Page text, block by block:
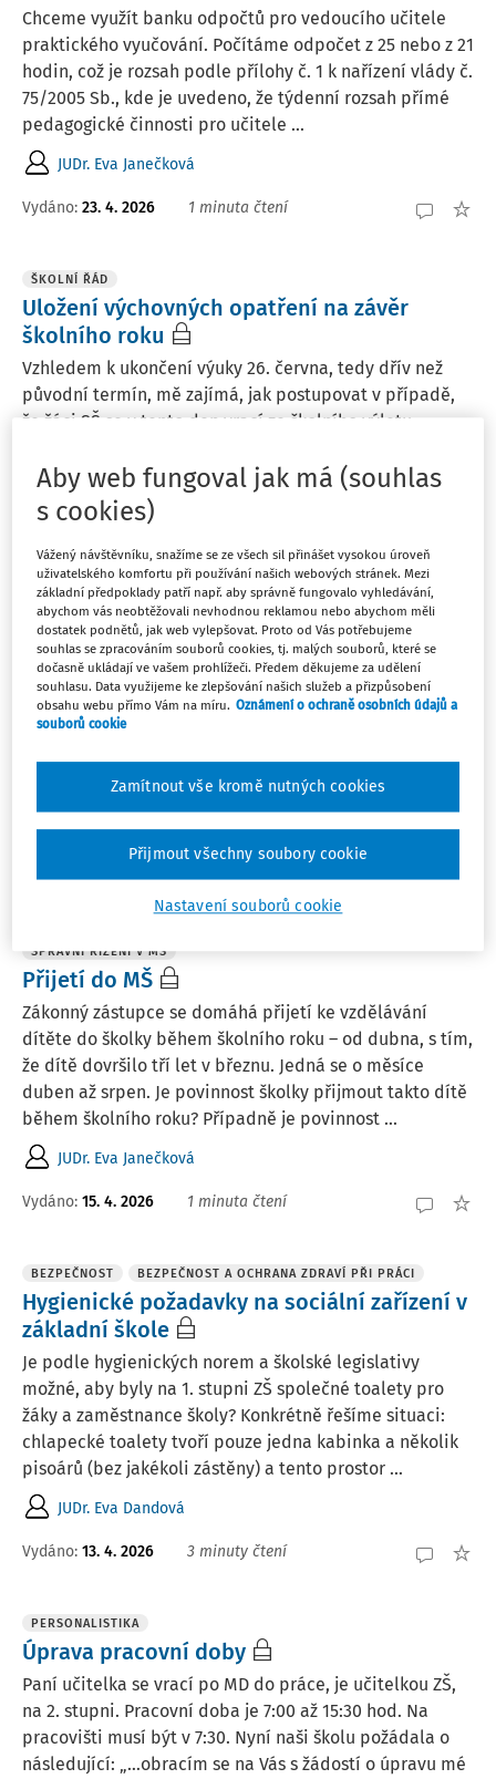
Chceme využít banku odpočtů pro vedoucího učitele
praktického vyučování. Počítáme odpočet z 25 nebo z 21
hodin, což je rozsah podle přílohy č. 1 k nařízení vlády č.
75/2005 Sb., kde je uvedeno, že týdenní rozsah přímé
pedagogické činnosti pro učitele ...
JUDr. Eva Janečková
Vydáno: 23. 4. 2026 1 minuta čtení
ŠKOLNÍ ŘÁD
Uložení výchovných opatření na závěr
školního roku
Vzhledem k ukončení výuky 26. června, tedy dřív než
původní termín, mě zajímá, jak postupovat v případě,
že žáci SŠ se v tento den vrací ze školního výletu,
ale nějaký žák poruší školní řád takovým ...
PhDr. Mgr. Monika Puškinová Ph.D.
Vydáno:17. 4. 2026 4 minuty čtení
ORGANIZAČNÍ STRUKTURA ŠKOL
Zástupce statutárního orgánu
Může zřizovatel nějakou formou požadovat po řediteli
příspěvkové organizace (základní a mateřské školy),
případně osobu pověřenou vedením pro případ jeho
dlouhodobé nepřítomnosti?
JUDr. Eva Janečková
Vydáno:16. 4. 2026 1 minuta čtení
SPRÁVNÍ ŘÍZENÍ V MŠ
Přijetí do MŠ
Zákonný zástupce se domáhá přijetí ke vzdělávání
dítěte do školky během školního roku – od dubna, s tím,
že dítě dovršilo tří let v březnu. Jedná se o měsíce
duben až srpen. Je povinnost školky přijmout takto dítě
během školního roku? Případně je povinnost ...
JUDr. Eva Janečková
Vydáno: 15. 4. 2026 1 minuta čtení
BEZPEČNOST BEZPEČNOST A OCHRANA ZDRAVÍ PŘI PRÁCI
Hygienické požadavky na sociální zařízení v
základní škole
Je podle hygienických norem a školské legislativy
možné, aby byly na 1. stupni ZŠ společné toalety pro
žáky a zaměstnance školy? Konkrétně řešíme situaci:
chlapecké toalety tvoří pouze jedna kabinka a několik
pisoárů (bez jakékoli zástěny) a tento prostor ...
JUDr. Eva Dandová
Vydáno: 13. 4. 2026 3 minuty čtení
PERSONALISTIKA
Úprava pracovní doby
Paní učitelka se vrací po MD do práce, je učitelkou ZŠ,
na 2. stupni. Pracovní doba je 7:00 až 15:30 hod. Na
pracovišti musí být v 7:30. Nyní naši školu požádala o
následující: „…obracím se na Vás s žádostí o úpravu mé
Aby web fungoval jak má (souhlas
s cookies)
Vážený návštěvníku, snažíme se ze všech sil přinášet vysokou úroveň
uživatelského komfortu při používání našich webových stránek. Mezi
základní předpoklady patří např. aby správně fungovalo vyhledávání,
abychom vás neobtěžovali nevhodnou reklamou nebo abychom měli
dostatek podnětů, jak web vylepšovat. Proto od Vás potřebujeme
souhlas se zpracováním souborů cookies, tj. malých souborů, které se
dočasně ukládají ve vašem prohlížeči. Předem děkujeme za udělení
souhlasu. Data využijeme ke zlepšování našich služeb a přizpůsobení
obsahu webu přímo Vám na míru. Oznámení o ochraně osobních údajů a
souborů cookie
Nastavení souborů cookie
Zamítnout vše kromě nutných cookies
Přijmout všechny soubory cookie